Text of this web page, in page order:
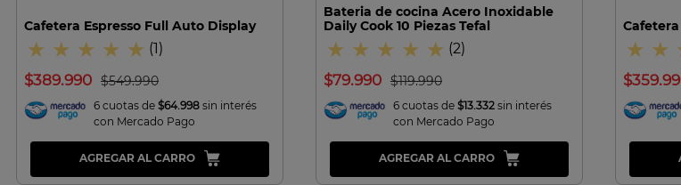
Cafetera Espresso Full Auto Display
★ ★ ★ ★ ★ (1 )
$549.990
$389.990
6 cuotas de $64.998 sin interés
con Mercado Pago
AGREGAR AL CARRO
Bateria de cocina Acero Inoxidable
Daily Cook 10 Piezas Tefal
★ ★ ★ ★ ★ (2)
$119.990
$79.990
6 cuotas de $13.332 sin interés
con Mercado Pago
AGREGAR AL CARRO
★ ★
$359.